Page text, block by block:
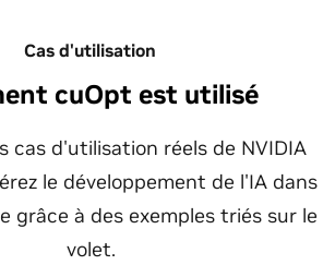
Cas d'utilisation
cuOpt est utilisé
cas d'utilisation réels de NVIDIA
le développement de l'IA dans
grâce à des exemples triés sur le
volet.